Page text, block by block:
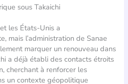
sous Takaichi
les États-Unis a
mais l’administration de Sanae
marquer un renouveau dans
a déjà établi des contacts étroits
cherchant à renforcer les
un contexte géopolitique